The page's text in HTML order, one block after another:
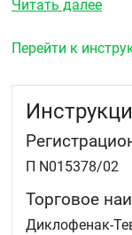
Боль в
растяжений,
Препарат
терапии,
использования,
влияет.
Читать далее
Перейти к
П N015378/02
Торговое
Диклофенак-